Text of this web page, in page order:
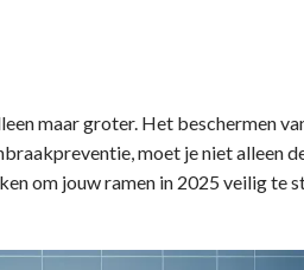
maar groter. Het beschermen
moet je niet alleen
om jouw ramen in 2025 veilig te